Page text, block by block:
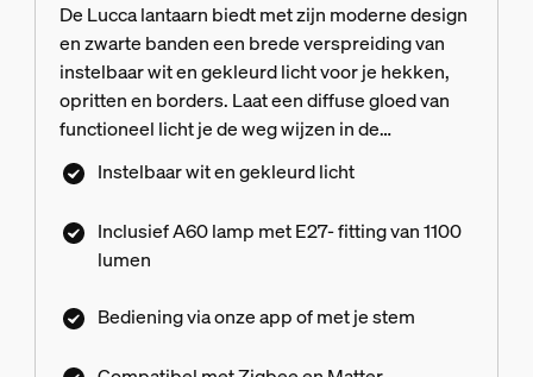
De Lucca lantaarn biedt met zijn moderne design
en zwarte banden een brede verspreiding van
instelbaar wit en gekleurd licht voor je hekken,
opritten en borders. Laat een diffuse gloed van
functioneel licht je de weg wijzen in de
buitenruimte. Of stel de sokkellamp in op elke
gewenste kleur om decoratieve highlights toe te
Lucca moeiteloos met de Hue app en slimme
assistenten via een Hue Bridge of Bridge Pro.
voorkomt ongeoorloofde toegang tot het
Instelbaar wit en gekleurd licht
Inclusief A60 lamp met E27- fitting van 1100
lumen
Bediening via onze app of met je stem